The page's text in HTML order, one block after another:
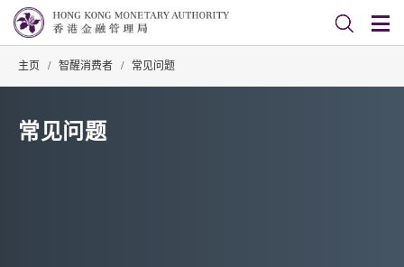
主页 / 智醒消费者 / 常见问题
常见问题